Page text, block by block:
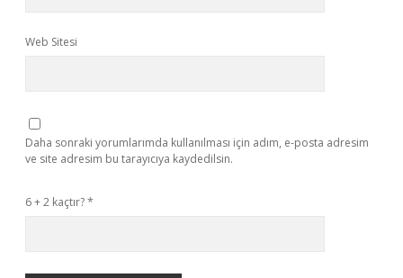
Web Sitesi
Daha sonraki yorumlarımda kullanılması için adım, e-posta adresim
ve site adresim bu tarayıcıya kaydedilsin.
6 + 2 kaçtır?*